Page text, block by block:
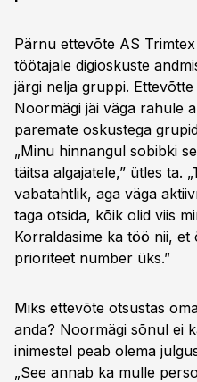
Pärnu ettevõte AS
töötajale digioskuste
järgi nelja gruppi.
Noormägi jäi väga rahule
paremate oskustega
„Minu hinnangul sobibki
täitsa algajatele,” ütles ta.
vabatahtlik, aga väga
taga otsida, kõik olid viis
Korraldasime ka töö nii,
prioriteet number üks.”
Miks ettevõte otsustas
anda? Noormägi sõnul ei
inimestel peab olema
„See annab ka mulle